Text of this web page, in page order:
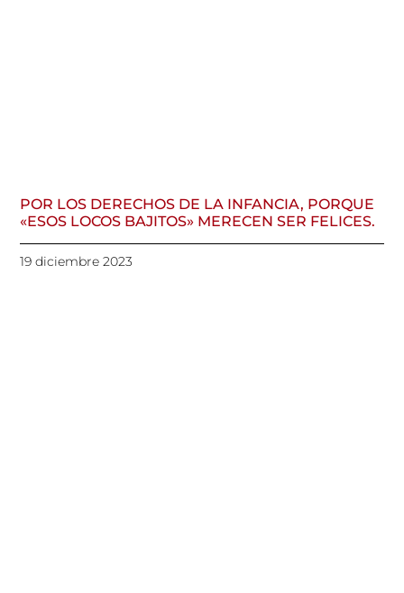
POR LOS DERECHOS DE LA INFANCIA, PORQUE
«ESOS LOCOS BAJITOS» MERECEN SER FELICES.
19 diciembre 2023